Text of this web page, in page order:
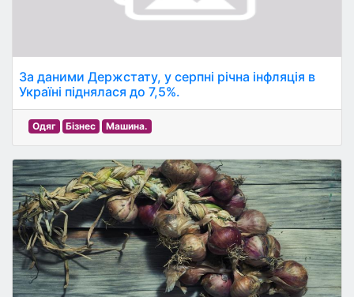
За даними Держстату, у серпні річна інфляція в
Україні піднялася до 7,5%.
Одяг Бізнес Машина.